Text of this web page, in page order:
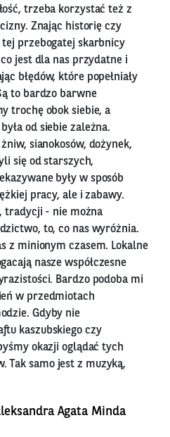
trzeba korzystać też z
Znając historię czy
przebogatej skarbnicy
jest dla nas przydatne i
błędów, które popełniały
to bardzo barwne
trochę obok siebie, a
od siebie zależna.
sianokosów, dożynek,
się od starszych,
były w sposób
pracy, ale i zabawy.
tradycji - nie można
to, co nas wyróżnia.
z minionym czasem. Lokalne
nasze współczesne
Bardzo podoba mi
w przedmiotach
Gdyby nie
kaszubskiego czy
okazji oglądać tych
Tak samo jest z muzyką,
Agata Minda